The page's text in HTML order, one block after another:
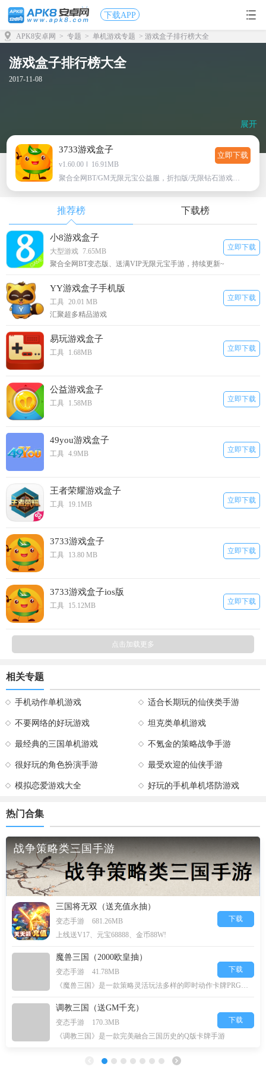
下载APP
APK8安卓网 > 专题 > 单机游戏专题 > 游戏盒子排行榜大全
游戏盒子排行榜大全
2017-11-08
展开
3733游戏盒子
v1.60.00
16.91MB
聚合全网BT/GM无限元宝公益服，折扣版/无限钻石游戏下载
立即下载
推荐榜 下载榜
小8游戏盒子
大型游戏 7.65MB
聚合全网BT变态版、送满VIP无限元宝手游，持续更新~
立即下载
YY游戏盒子手机版
工具 20.01 MB
汇聚超多精品游戏
立即下载
易玩游戏盒子
工具 1.68MB 立即下载
公益游戏盒子
工具 1.58MB 立即下载
49you游戏盒子
工具 4.9MB 立即下载
王者荣耀游戏盒子
工具 19.1MB 立即下载
3733游戏盒子
工具 13.80 MB 立即下载
3733游戏盒子ios版
工具 15.12MB 立即下载
点击加载更多
相关专题
手机动作单机游戏 适合长期玩的仙侠类手游
不要网络的好玩游戏 坦克类单机游戏
最经典的三国单机游戏 不氪金的策略战争手游
很好玩的角色扮演手游 最受欢迎的仙侠手游
模拟恋爱游戏大全 好玩的手机单机塔防游戏
热门合集
战争策略类三国手游
三国将无双（送充值永抽）
变态手游
681.26MB
上线送V17、元宝68888、金币88W!
下载
魔兽三国（2000欧皇抽）
变态手游
41.78MB
《魔兽三国》是一款策略灵活玩法多样的即时动作卡牌PRG游戏，
下载
调教三国（送GM千充）
变态手游
170.3MB
《调教三国》是一款完美融合三国历史的Q版卡牌手游
下载